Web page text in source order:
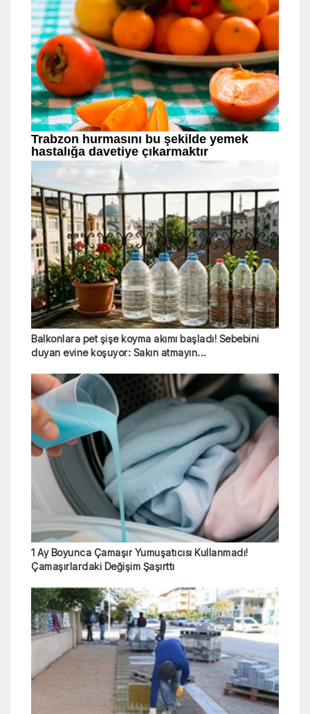
Balkonlara pet şişe koyma akımı başladı! Sebebini
duyan evine koşuyor: Sakın atmayın...
1 Ay Boyunca Çamaşır Yumuşatıcısı Kullanmadı!
Çamaşırlardaki Değişim Şaşırttı